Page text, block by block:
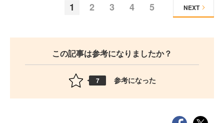
1 2 3 4 5 NEXT
この記事は参考になりましたか？
7 参考になった